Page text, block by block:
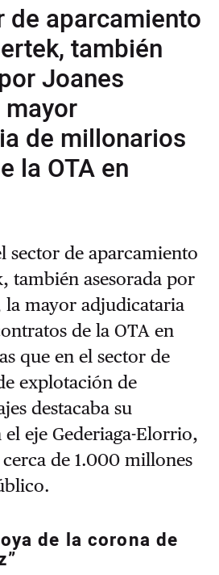
de aparcamiento
también
Joanes
mayor
de millonarios
la OTA en
sector de aparcamiento
también asesorada por
la mayor adjudicataria
de la OTA en
que en el sector de
explotación de
destacaba su
eje Gederiaga-Elorrio,
de 1.000 millones
de la corona de